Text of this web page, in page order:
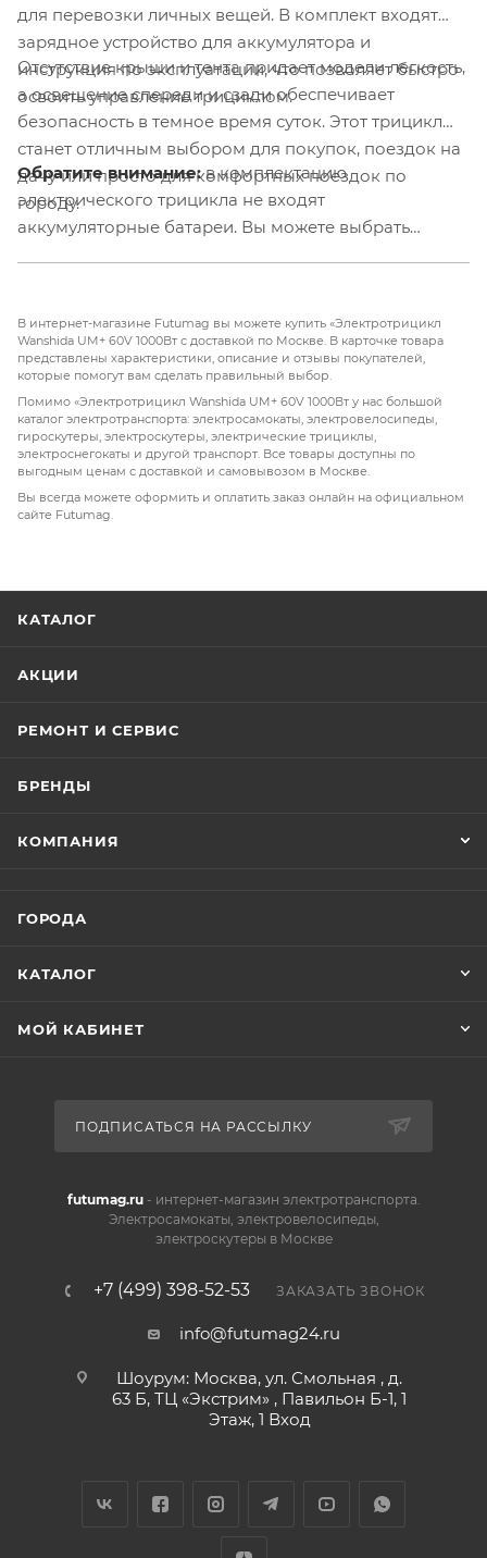
для перевозки личных вещей. В комплект входят
зарядное устройство для аккумулятора и
инструкция по эксплуатации, что позволяет быстро
освоить управление трициклом.
Отсутствие крыши и тента придает модели легкость,
а освещение спереди и сзади обеспечивает
безопасность в темное время суток. Этот трицикл
станет отличным выбором для покупок, поездок на
дачу или просто для комфортных поездок по
городу.
Обратите внимание:в комплектацию
электрического трицикла не входят
аккумуляторные батареи. Вы можете выбрать
В интернет-магазине Futumag вы можете купить «Электротрицикл
Wanshida UM+ 60V 1000Вт с доставкой по Москве. В карточке товара
представлены характеристики, описание и отзывы покупателей,
которые помогут вам сделать правильный выбор.
Помимо «Электротрицикл Wanshida UM+ 60V 1000Вт у нас большой
каталог электротранспорта: электросамокаты, электровелосипеды,
гироскутеры, электроскутеры, электрические трициклы,
электроснегокаты и другой транспорт. Все товары доступны по
выгодным ценам с доставкой и самовывозом в Москве.
Вы всегда можете оформить и оплатить заказ онлайн на официальном
сайте Futumag.
КАТАЛОГ
АКЦИИ
РЕМОНТ И СЕРВИС
БРЕНДЫ
КОМПАНИЯ
ГОРОДА
КАТАЛОГ
МОЙ КАБИНЕТ
ПОДПИСАТЬСЯ НА РАССЫЛКУ
futumag.ru- интернет-магазин электротранспорта.
Электросамокаты, электровелосипеды,
электроскутеры в Москве
+7 (499) 398-52-53 ЗАКАЗАТЬ ЗВОНОК
info@futumag24.ru
Шоурум: Москва, ул. Смольная , д.
63 Б, ТЦ «Экстрим» , Павильон Б-1, 1
Этаж, 1 Вход